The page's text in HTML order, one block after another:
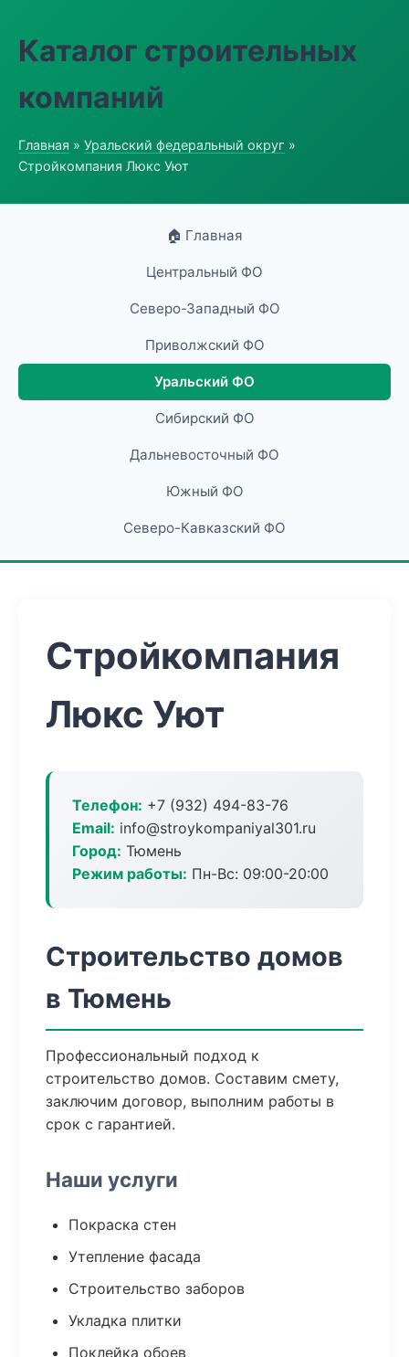
Каталог строительных
компаний
Главная » Уральский федеральный округ »
Стройкомпания Люкс Уют
🏠 Главная
Центральный ФО
Северо-Западный ФО
Приволжский ФО
Уральский ФО
Сибирский ФО
Дальневосточный ФО
Южный ФО
Северо-Кавказский ФО
Стройкомпания
Люкс Уют
Телефон: +7 (932) 494-83-76
Email: info@stroykompaniyal301.ru
Город: Тюмень
Режим работы: Пн-Вс: 09:00-20:00
Строительство домов
в Тюмень
Профессиональный подход к
строительство домов. Составим смету,
заключим договор, выполним работы в
срок с гарантией.
Наши услуги
Покраска стен
Утепление фасада
Строительство заборов
Укладка плитки
Поклейка обоев